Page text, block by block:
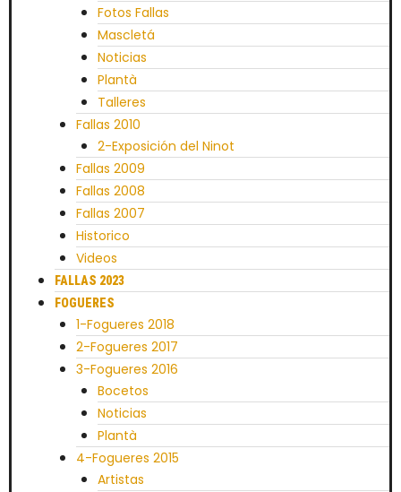
Fotos Fallas
Mascletá
Noticias
Plantà
Talleres
Fallas 2010
2-Exposición del Ninot
Fallas 2009
Fallas 2008
Fallas 2007
Historico
Videos
FALLAS 2023
FOGUERES
1-Fogueres 2018
2-Fogueres 2017
3-Fogueres 2016
Bocetos
Noticias
Plantà
4-Fogueres 2015
Artistas